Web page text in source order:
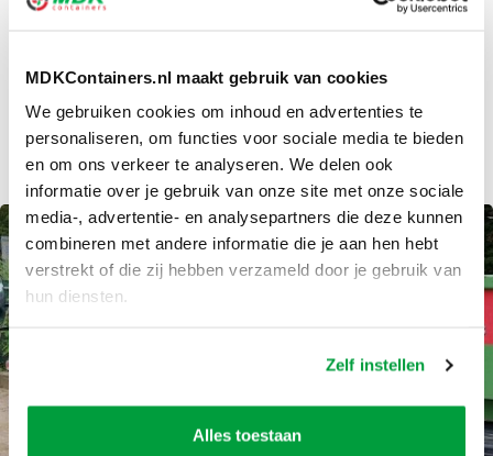
MDKContainers.nl maakt gebruik van cookies
We gebruiken cookies om inhoud en advertenties te
personaliseren, om functies voor sociale media te bieden
en om ons verkeer te analyseren. We delen ook
informatie over je gebruik van onze site met onze sociale
media-, advertentie- en analysepartners die deze kunnen
combineren met andere informatie die je aan hen hebt
verstrekt of die zij hebben verzameld door je gebruik van
hun diensten.
Zelf instellen
Alles toestaan
Inhoud van afvalcontainers:
welke soort en afmeting
container heeft u nodig?
ADMIN 10-10-2023